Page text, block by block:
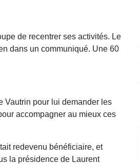
de recentrer ses activités. Le
dans un communiqué. Une 60
Vautrin pour lui demander les
accompagner au mieux ces
redevenu bénéficiaire, et
la présidence de Laurent